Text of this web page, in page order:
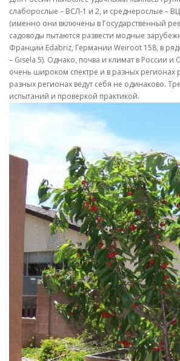
слаборослые – ВСЛ-1 и 2, и среднерослые –
(именно они включены в Государственный
садоводы пытаются развести модные
Франции Edabriz, Германии Weiroot 158, в
– Gisela 5). Однако, почва и климат в России и
очень широком спектре и в разных регионах
разных регионах ведут себя не одинаково.
испытаний и проверкой практикой.